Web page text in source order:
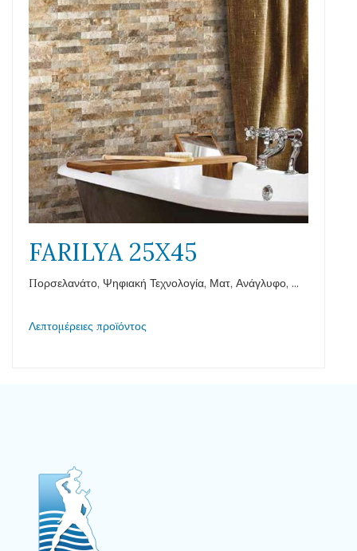
FARILYA 25X45
Πορσελανάτο, Ψηφιακή Τεχνολογία, Ματ, Ανάγλυφο, ...
Λεπτομέρειες προϊόντος